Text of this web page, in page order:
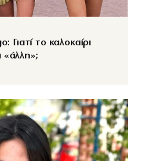
Γιατί το καλοκαίρι
«άλλη»;